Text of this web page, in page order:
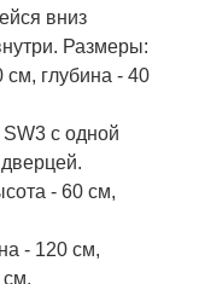
вниз
Размеры:
глубина - 40
с одной
- 60 см,
- 120 см,
см.